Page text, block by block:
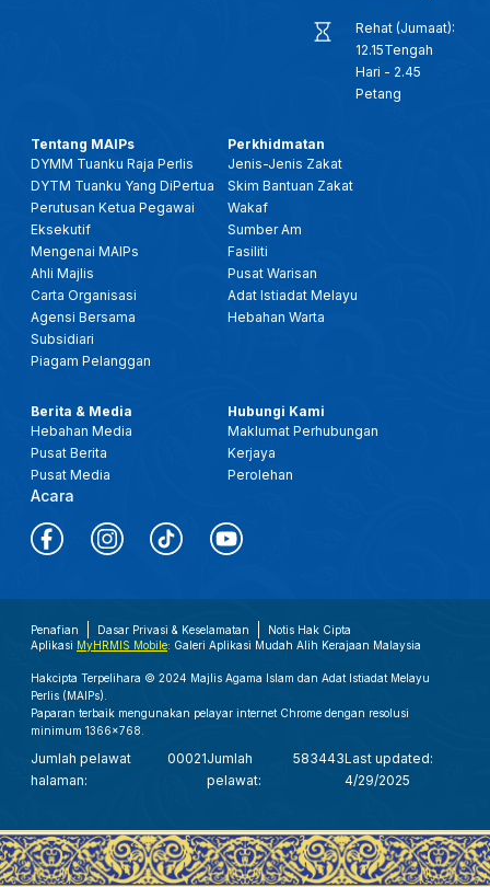
Rehat (Jumaat):
12.15Tengah
Hari - 2.45
Petang
Tentang MAIPs
DYMM Tuanku Raja Perlis
DYTM Tuanku Yang DiPertua
Perutusan Ketua Pegawai
Eksekutif
Mengenai MAIPs
Ahli Majlis
Carta Organisasi
Agensi Bersama
Subsidiari
Piagam Pelanggan
Perkhidmatan
Jenis-Jenis Zakat
Skim Bantuan Zakat
Wakaf
Sumber Am
Fasiliti
Pusat Warisan
Adat Istiadat Melayu
Hebahan Warta
Berita & Media
Hebahan Media
Pusat Berita
Pusat Media
Acara
Hubungi Kami
Maklumat Perhubungan
Kerjaya
Perolehan
Penafian Dasar Privasi & Keselamatan
Notis Hak Cipta
Aplikasi MyHRMIS Mobile: Galeri Aplikasi Mudah Alih Kerajaan Malaysia
Hakcipta Terpelihara © 2024 Majlis Agama Islam dan Adat Istiadat Melayu
Perlis (MAIPs).
Paparan terbaik mengunakan pelayar internet Chrome dengan resolusi
minimum 1366x768.
Jumlah pelawat
halaman:
00021Jumlah
pelawat:
583443Last updated:
4/29/2025